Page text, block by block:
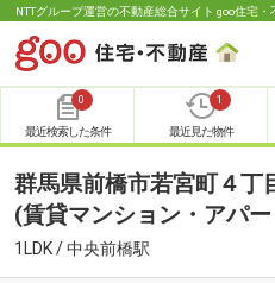
NTTグループ運営の不動産総合サイト goo住宅・
0
最近検索した条件
1
最近見た物件
群馬県前橋市若宮町４丁
(賃貸マンション・アパ
1LDK / 中央前橋駅